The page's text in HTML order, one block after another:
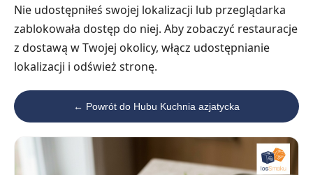
Nie udostępniłeś swojej lokalizacji lub przeglądarka
zablokowała dostęp do niej. Aby zobaczyć restauracje
z dostawą w Twojej okolicy, włącz udostępnianie
lokalizacji i odśwież stronę.
← Powrót do Hubu Kuchnia azjatycka